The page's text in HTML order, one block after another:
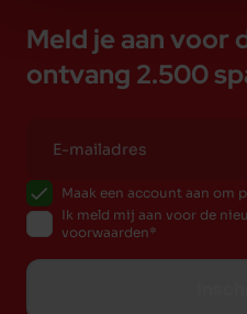
Meld je aan voor
ontvang 2.500
Maak een account aan om
Ik meld mij aan voor de
voorwaarden